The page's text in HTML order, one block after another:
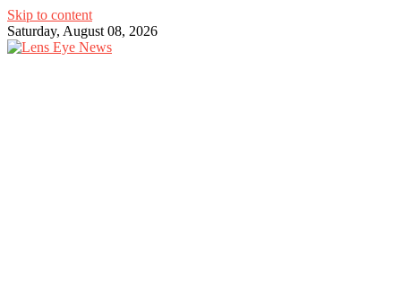
Skip to content
Saturday, August 08, 2026